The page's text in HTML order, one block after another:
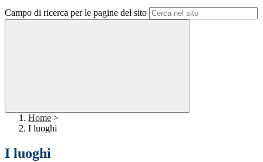
Campo di ricerca per le pagine del sito
Home >
I luoghi
I luoghi